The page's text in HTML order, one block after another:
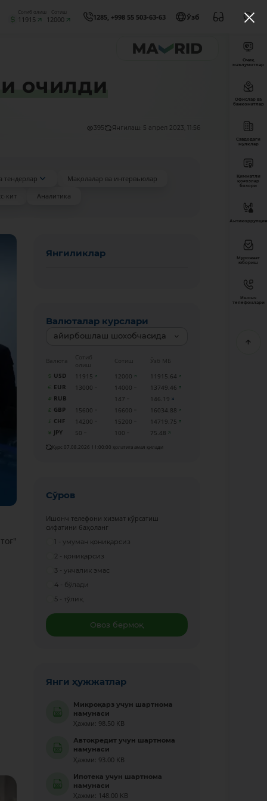
Сотиб олиш
11915
Сотиш
12000 1285, +998 55 503-63-63 Ўзб
очилди
395 Янгилаш: 5 апрел 2023, 11:56
тендерлар
Мақолалар ва интервьюлар
кит
Аналитика
Янгиликлар
Валюталар курслари
айирбошлаш шохобчасида
Валюта
Сотиб
олиш
Сотиш
Ўзб МБ
USD
11915 12000
11915.64
EUR
13000 14000
13749.46
RUB
147
146.19
GBP
15600 16600
16034.88
CHF
14200 15200
14719.75
JPY
50 100 75.48
Курс 07.08.2026 11:00:00 ҳолатига амал қилади
Сўров
Ишонч телефони хизмат кўрсатиш
сифатини баҳоланг
1 - умуман қониқарсиз
2 - қониқарсиз
3 - унчалик эмас
4 - бўлади
5 - тўлиқ
Овоз бермоқ
Янги ҳужжатлар
Микроқарз учун шартнома
намунаси
Ҳажми: 98.50 KB
Автокредит учун шартнома
намунаси
Ҳажми: 93.00 KB
Ипотека учун шартнома
намунаси
Ҳажми: 148.00 KB
Очиқ
маълумотлар
Офислар ва
банкоматлар
Савдодаги
мулклар
Қимматли
қоғозлар
бозори
Антикоррупция
Мурожаат
юбориш
Ишонч
телефонлари